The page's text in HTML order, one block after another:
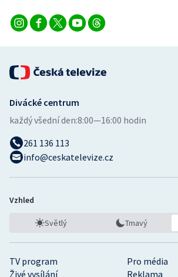
TV program
Pro média
Živé vysílání
Reklama
Divácké centrum
každý všední den:8:00—16:00 hodin
261 136 113
info@ceskatelevize.cz
Vzhled
Světlý Tmavý